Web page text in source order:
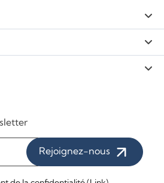
Rejoignez-nous